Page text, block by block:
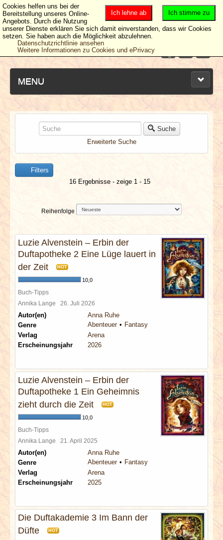
MENU
NEUESTE ARTIKEL
NEWS & DATES
BERICHTE
VERLOSUNGEN
SPECIALS
REDAKTION
LINKS
ARCHIV
Suche
Erweiterte Suche
Filters
16 Ergebnisse - zeige 1 - 15
Reihenfolge
Luzie Alvenstein – Erbin der
Duftapotheke 2 Eine Lüge lauert in
der Zeit
HOT
10,0
Buch-Tipps
Annika Lange 26. Juli 2026
Autor(en)
Anna Ruhe
Genre
Abenteuer
Fantasy
Verlag
Arena
Erscheinungsjahr
2026
Luzie Alvenstein – Erbin der
Duftapotheke 1 Ein Geheimnis
zieht durch die Zeit
HOT
10,0
Buch-Tipps
Annika Lange 21. April 2025
Autor(en)
Anna Ruhe
Genre
Abenteuer
Fantasy
Verlag
Arena
Erscheinungsjahr
2025
Die Duftakademie 3 Im Bann der
Düfte
HOT
Ich stimme zu
Ich lehne ab
Cookies helfen uns bei der
Bereitstellung unseres Online-
Angebots. Durch die Nutzung
unserer Dienste erklären Sie sich damit einverstanden, dass wir Cookies
setzen. Sie haben auch die Möglichkeit abzulehnen.
Datenschutzrichtlinie ansehen
Weitere Informationen zu Cookies und ePrivacy